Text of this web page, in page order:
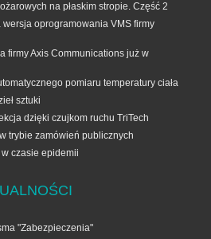
na płaskim stropie. Część 2
wersja oprogramowania VMS firmy
firmy Axis Communications już w
pomiaru temperatury ciała
sztuki
dzięki czujkom ruchu TriTech
trybie zamówień publicznych
czasie epidemii
"Zabezpieczenia"